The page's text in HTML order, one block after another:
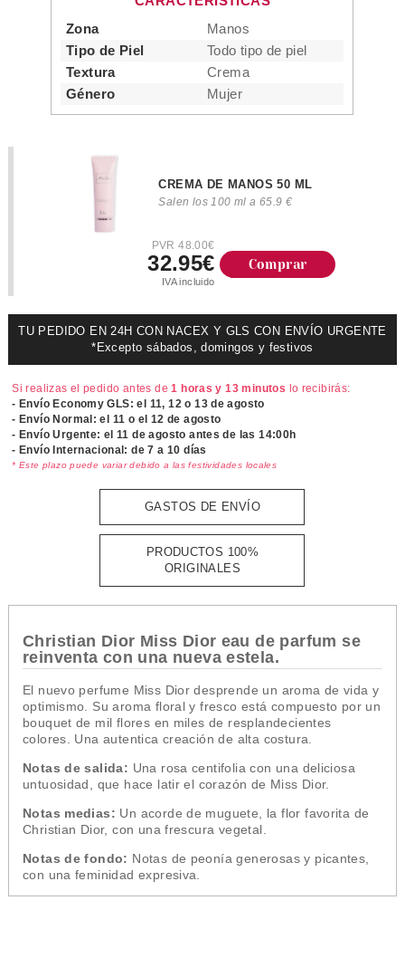
Zona
Manos
Tipo de Piel
Todo tipo de piel
Textura
Crema
Género
Mujer
CREMA DE MANOS 50 ML
Salen los 100 ml a 65.9 €
PVR 48.00€
32.95€
IVA incluido
Comprar
TU PEDIDO EN 24H CON NACEX Y GLS CON ENVÍO URGENTE
*Excepto sábados, domingos y festivos
Si realizas el pedido antes de1 horas y 13 minutos lo recibirás:
- Envío Economy GLS: el 11, 12 o 13 de agosto
- Envío Normal: el 11 o el 12 de agosto
- Envío Urgente: el11 de agosto antes de las 14:00h
- Envío Internacional: de 7 a 10 días
* Este plazo puede variar debido a las festividades locales
GASTOS DE ENVÍO
PRODUCTOS 100%
ORIGINALES
Christian Dior Miss Dior eau de parfum se
reinventa con una nueva estela.
El nuevo perfume Miss Dior desprende un aroma de vida y
optimismo. Su aroma floral y fresco está compuesto por un
bouquet de mil flores en miles de resplandecientes
colores. Una autentica creación de alta costura.
Notas de salida: Una rosa centifolia con una deliciosa
untuosidad, que hace latir el corazón de Miss Dior.
Notas medias: Un acorde de muguete, la flor favorita de
Christian Dior, con una frescura vegetal.
Notas de fondo: Notas de peonía generosas y picantes,
con una feminidad expresiva.